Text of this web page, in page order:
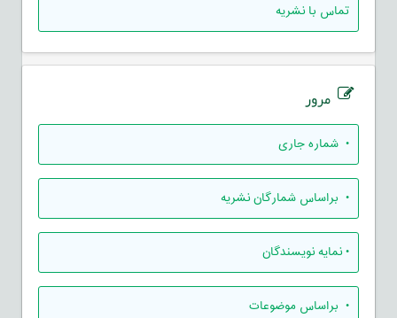
تماس با نشریه
مرور
• شماره جاری
• براساس شمارگان نشریه
•نمایه نویسندگان
• براساس موضوعات